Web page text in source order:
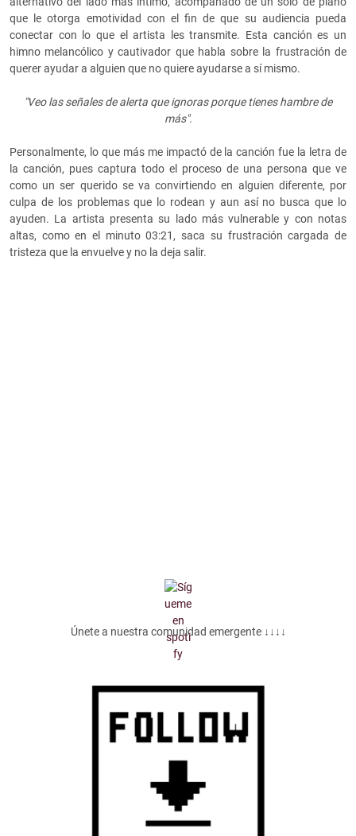
que le otorga emotividad con el fin de que su audiencia pueda
conectar con lo que el artista les transmite. Esta canción es un
himno melancólico y cautivador que habla sobre la frustración de
querer ayudar a alguien que no quiere ayudarse a sí mismo.
"Veo las señales de alerta que ignoras porque tienes hambre de
más".
Personalmente, lo que más me impactó de la canción fue la letra de
la canción, pues captura todo el proceso de una persona que ve
como un ser querido se va convirtiendo en alguien diferente, por
culpa de los problemas que lo rodean y aun así no busca que lo
ayuden. La artista presenta su lado más vulnerable y con notas
altas, como en el minuto 03:21, saca su frustración cargada de
tristeza que la envuelve y no la deja salir.
Únete a nuestra comunidad emergente ↓↓↓↓